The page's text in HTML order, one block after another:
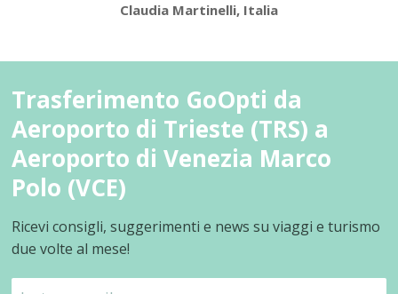
Claudia Martinelli, Italia
Trasferimento GoOpti da
Aeroporto di Trieste (TRS) a
Aeroporto di Venezia Marco
Polo (VCE)
Ricevi consigli, suggerimenti e news su viaggi e turismo
due volte al mese!